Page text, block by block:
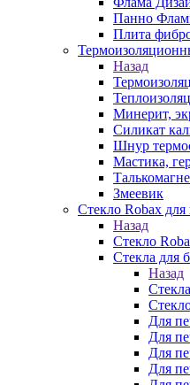
Панно
Плита
Назад
Минерит,
Силикат
Шнур
Мастика,
Змеевик
Стекло Robax
Назад
Стекло
Стекла для
Назад
Для
Для
Для
Для